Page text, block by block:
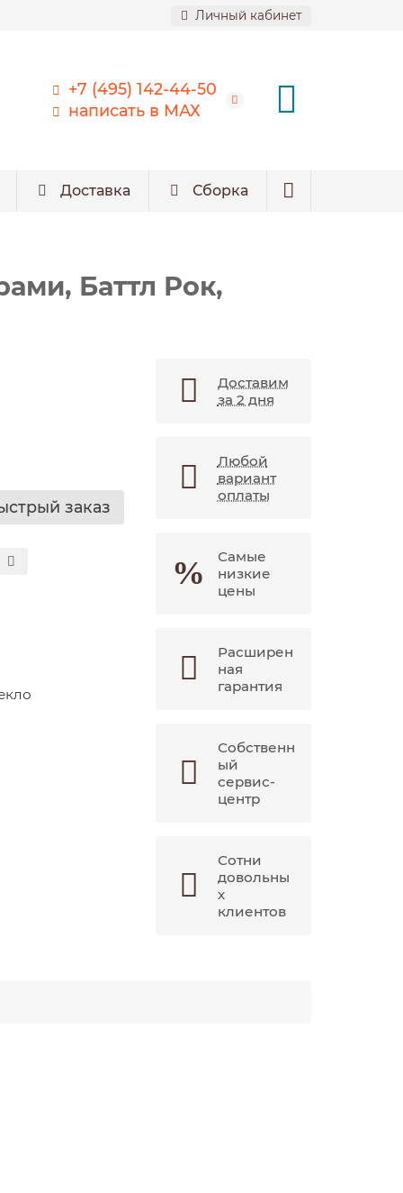
Личный кабинет
+7 (495) 142-44-50
написать в МАХ
Доставка Сборка
Баттл Рок,
заказ
Доставим
за 2 дня
Любой
вариант
оплаты
Самые
низкие
цены
Расширен
ная
гарантия
Собственн
ый
сервис-
центр
Сотни
довольны
х
клиентов